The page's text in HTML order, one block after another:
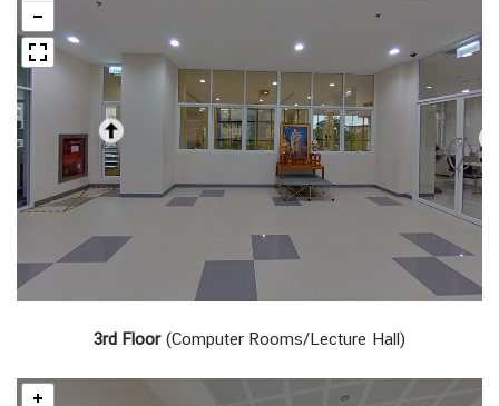
3rd Floor(Computer Rooms/Lecture Hall)